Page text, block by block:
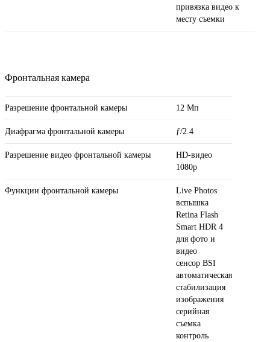
привязка видео к
месту съемки
Фронтальная камера
Разрешение фронтальной камеры 12 Мп
Диафрагма фронтальной камеры ƒ/2.4
Разрешение видео фронтальной камеры
HD-видео
1080p
Функции фронтальной камеры
Live Photos
вспышка
Retina Flash
Smart HDR 4
для фото и
видео
сенсор BSI
автоматическая
стабилизация
изображения
серийная
съемка
контроль